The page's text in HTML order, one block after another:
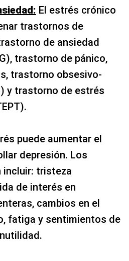
El estrés crónico
trastornos de
de ansiedad
trastorno de pánico,
trastorno obsesivo-
y trastorno de estrés
puede aumentar el
depresión. Los
incluir: tristeza
de interés en
cambios en el
fatiga y sentimientos de